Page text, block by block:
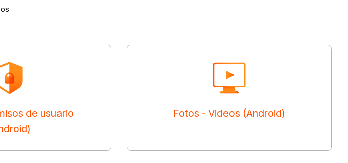
de usuario
Fotos - Videos (Android)